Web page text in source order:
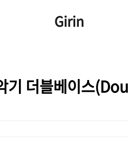
Girin
기 더블베이스